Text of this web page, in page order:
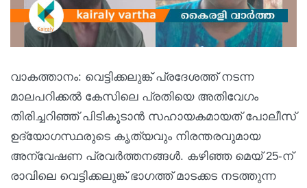
വാകത്താനം: വെട്ടിക്കലുങ്ക് പ്രദേശത്ത് നടന്ന
മാലപറിക്കൽ കേസിലെ പ്രതിയെ അതിവേഗം
തിരിച്ചറിഞ്ഞ് പിടികൂടാൻ സഹായകമായത് പോലീസ്
ഉദ്യോഗസ്ഥരുടെ കൃത്യവും നിരന്തരവുമായ
അന്വേഷണ പ്രവർത്തനങ്ങൾ. കഴിഞ്ഞ മെയ് 25-ന്
രാവിലെ വെട്ടിക്കലുങ്ക് ഭാഗത്ത് മാടക്കട നടത്തുന്ന